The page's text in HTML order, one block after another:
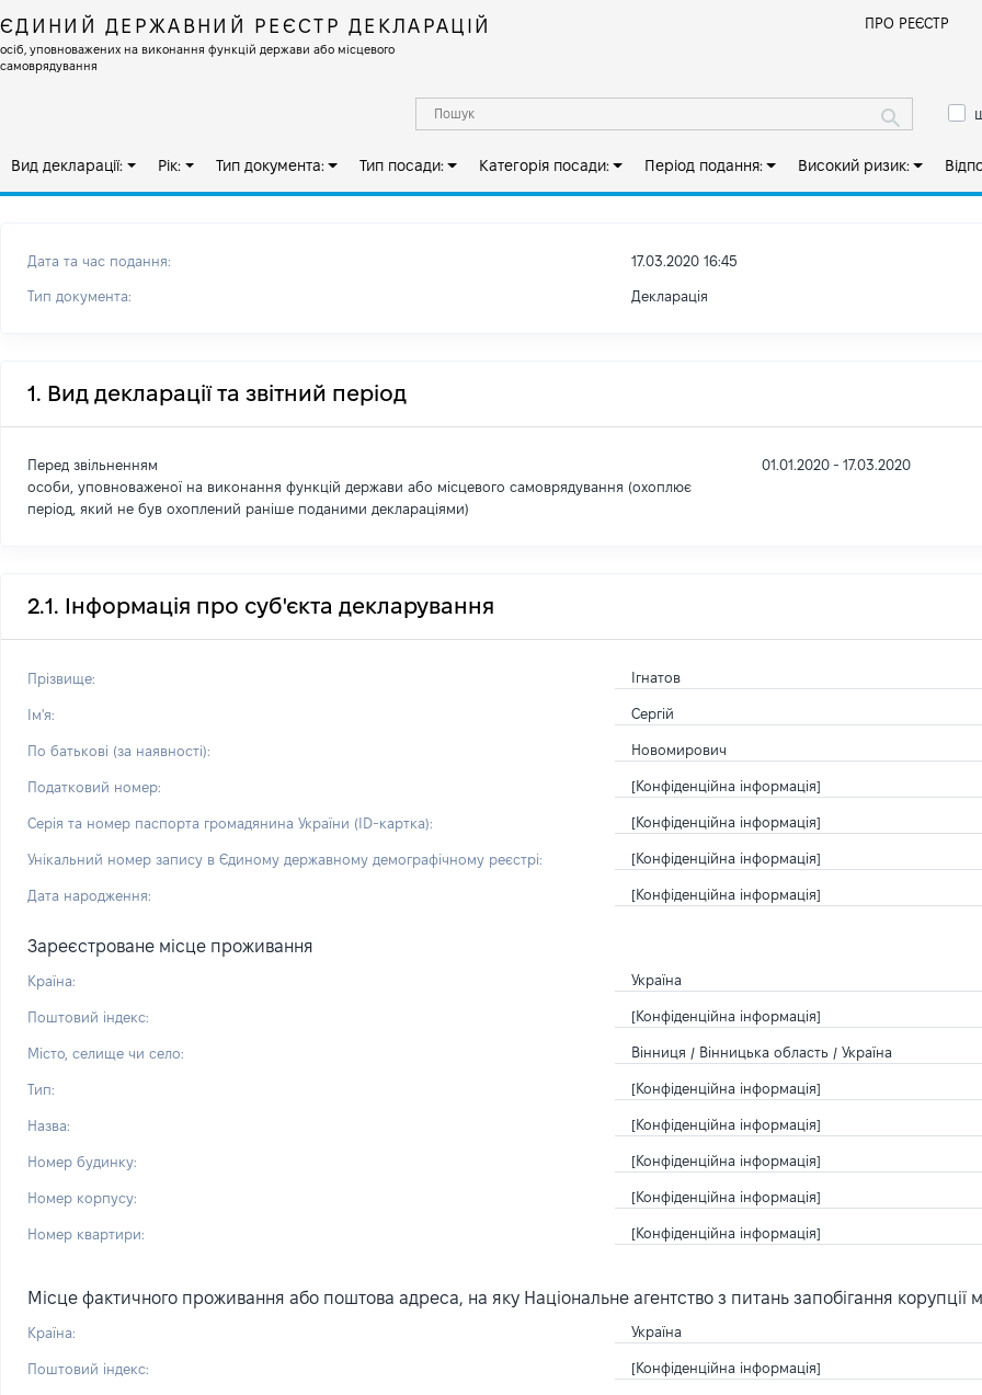
ЄДИНИЙ ДЕРЖАВНИЙ РЕЄСТР ДЕКЛАРАЦІЙ
осіб, уповноважених на виконання функцій держави або місцевого
самоврядування
ПРО РЕЄСТР
Вид декларації: Рік: Тип документа: Тип посади: Категорія посади: Період подання: Високий ризик:
Дата та час подання: 17.03.2020 16:45
Тип документа: Декларація
1. Вид декларації та звітний період
Перед звільненням
особи, уповноваженої на виконання функцій держави або місцевого самоврядування (охоплює
період, який не був охоплений раніше поданими деклараціями)
01.01.2020 - 17.03.2020
2.1. Інформація про суб'єкта декларування
Прізвище: Ігнатов
Ім'я: Сергій
По батькові (за наявності): Новомирович
Податковий номер: [Конфіденційна інформація]
Серія та номер паспорта громадянина України (ID-картка): [Конфіденційна інформація]
Унікальний номер запису в Єдиному державному демографічному реєстрі: [Конфіденційна інформація]
Дата народження: [Конфіденційна інформація]
Зареєстроване місце проживання
Країна: Україна
Поштовий індекс: [Конфіденційна інформація]
Місто, селище чи село: Вінниця / Вінницька область / Україна
Тип: [Конфіденційна інформація]
Назва: [Конфіденційна інформація]
Номер будинку: [Конфіденційна інформація]
Номер корпусу: [Конфіденційна інформація]
Номер квартири: [Конфіденційна інформація]
Місце фактичного проживання або поштова адреса, на яку Національне агентство з питань запобігання
Країна: Україна
Поштовий індекс: [Конфіденційна інформація]